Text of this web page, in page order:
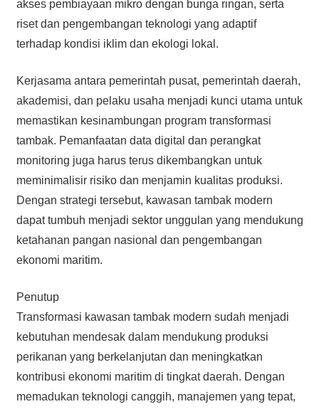
akses pembiayaan mikro dengan bunga ringan, serta
riset dan pengembangan teknologi yang adaptif
terhadap kondisi iklim dan ekologi lokal.
Kerjasama antara pemerintah pusat, pemerintah daerah,
akademisi, dan pelaku usaha menjadi kunci utama untuk
memastikan kesinambungan program transformasi
tambak. Pemanfaatan data digital dan perangkat
monitoring juga harus terus dikembangkan untuk
meminimalisir risiko dan menjamin kualitas produksi.
Dengan strategi tersebut, kawasan tambak modern
dapat tumbuh menjadi sektor unggulan yang mendukung
ketahanan pangan nasional dan pengembangan
ekonomi maritim.
Penutup
Transformasi kawasan tambak modern sudah menjadi
kebutuhan mendesak dalam mendukung produksi
perikanan yang berkelanjutan dan meningkatkan
kontribusi ekonomi maritim di tingkat daerah. Dengan
memadukan teknologi canggih, manajemen yang tepat,